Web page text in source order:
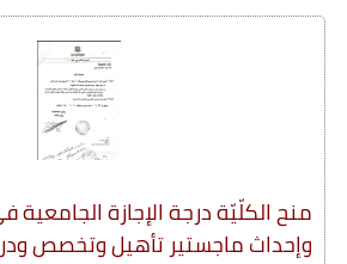
منح الكلّيّة درجة الإجازة الجامعية
وإحداث ماجستير تأهيل وتخصص